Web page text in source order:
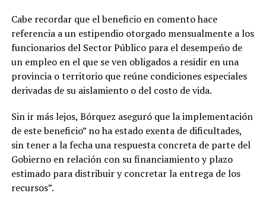
Cabe recordar que el beneficio en comento hace
referencia a un estipendio otorgado mensualmente a los
funcionarios del Sector Público para el desempeño de
un empleo en el que se ven obligados a residir en una
provincia o territorio que reúne condiciones especiales
derivadas de su aislamiento o del costo de vida.
Sin ir más lejos, Bórquez aseguró que la implementación
de este beneficio” no ha estado exenta de dificultades,
sin tener a la fecha una respuesta concreta de parte del
Gobierno en relación con su financiamiento y plazo
estimado para distribuir y concretar la entrega de los
recursos”.